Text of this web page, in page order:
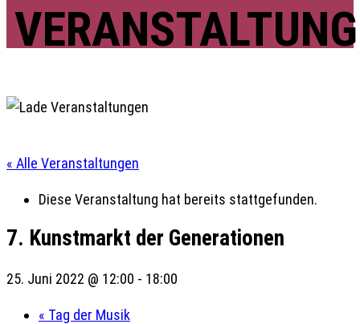
« Alle Veranstaltungen
Diese Veranstaltung hat bereits stattgefunden.
7. Kunstmarkt der Generationen
25. Juni 2022 @ 12:00 - 18:00
« Tag der Musik